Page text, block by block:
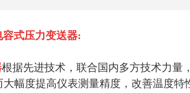
容式压力变送器:
根据先进技术，联合国内多方技术力量
幅度提高仪表测量精度，改善温度